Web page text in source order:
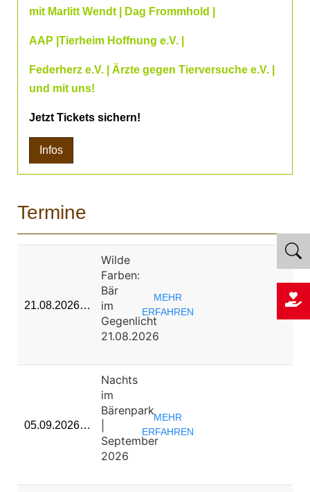
mit Marlitt Wendt | Dag Frommhold |
AAP |Tierheim Hoffnung e.V. |
Federherz e.V. | Ärzte gegen Tierversuche e.V. |
und mit uns!
Jetzt Tickets sichern!
Infos
Termine
21.08.2026…
Wilde
Farben:
Bär
im
Gegenlicht
21.08.2026
MEHR
ERFAHREN
05.09.2026…
Nachts
im
Bärenpark
September
2026
MEHR
ERFAHREN